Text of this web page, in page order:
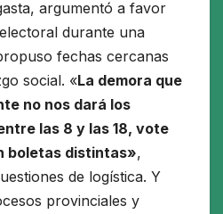
argumentó a favor
durante una
fechas cercanas
social. «La demora que
no nos dará los
las 8 y las 18, vote
boletas distintas»,
de logística. Y
provinciales y